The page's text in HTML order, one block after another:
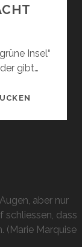
Insel“
gibt…
aber nur
schliessen, dass
(Marie Marquise